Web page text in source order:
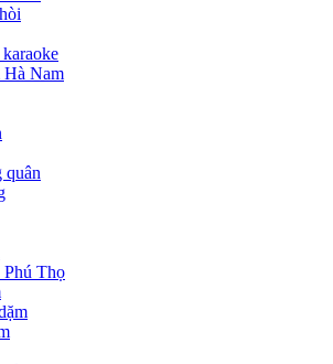
Hà Nam
quân
Phú Thọ